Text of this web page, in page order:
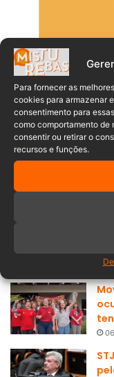
Para fornecer as
cookies para armazenar
consentimento para
como comportamento de
consentir ou retirar o
recursos e funções.